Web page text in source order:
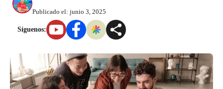
Publicado el: junio 3, 2025
Síguenos: